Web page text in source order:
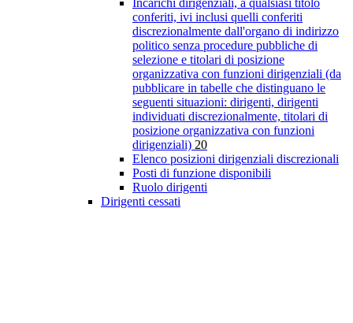
Incarichi dirigenziali, a qualsiasi titolo
conferiti, ivi inclusi quelli conferiti
discrezionalmente dall'organo di indirizzo
politico senza procedure pubbliche di
selezione e titolari di posizione
organizzativa con funzioni dirigenziali (da
pubblicare in tabelle che distinguano le
seguenti situazioni: dirigenti, dirigenti
individuati discrezionalmente, titolari di
posizione organizzativa con funzioni
dirigenziali) 20
Elenco posizioni dirigenziali discrezionali
Posti di funzione disponibili
Ruolo dirigenti
Dirigenti cessati